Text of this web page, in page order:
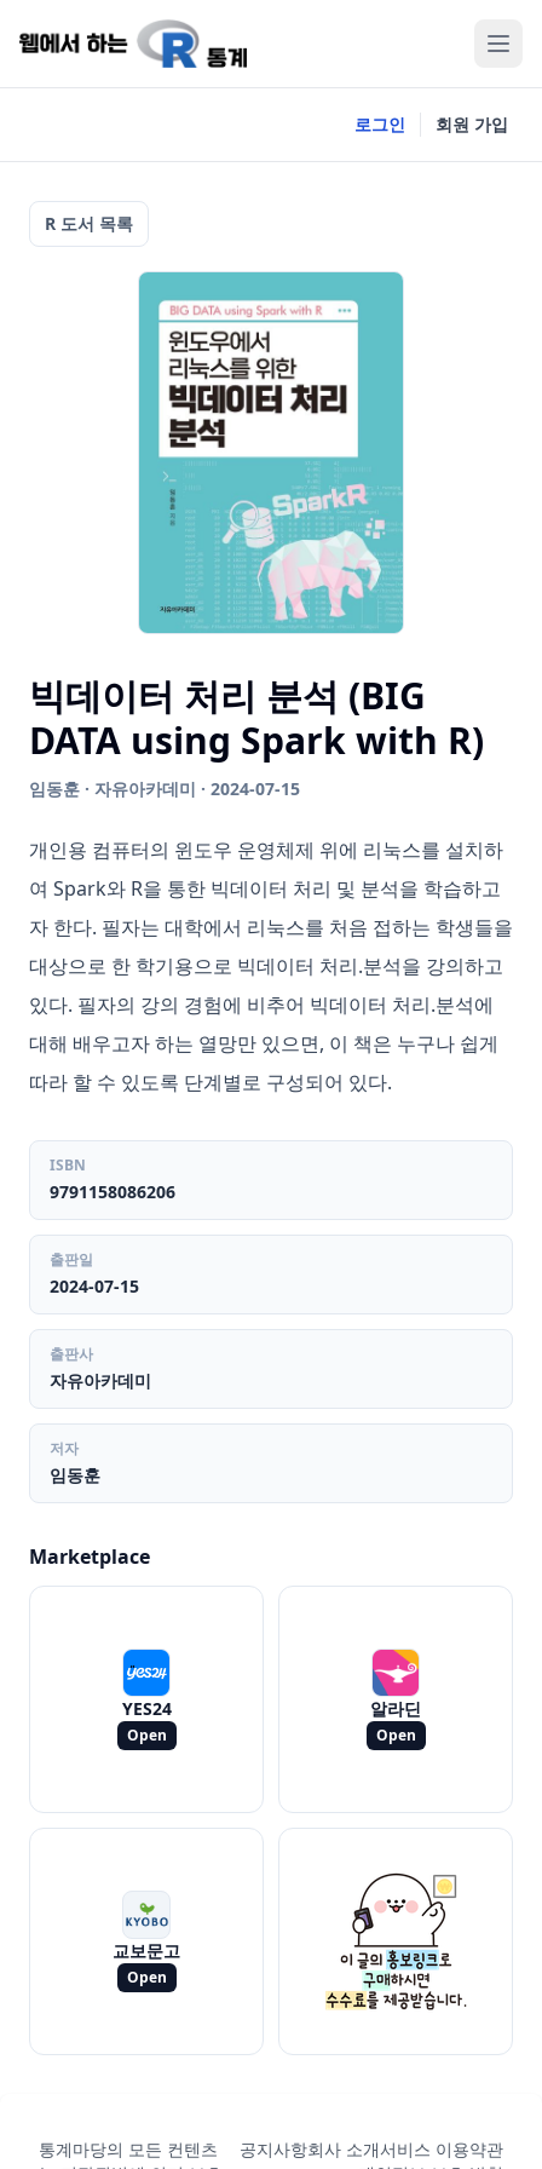
로그인 회원 가입
R 도서 목록
빅데이터 처리 분석 (BIG
DATA using Spark with R)
임동훈 · 자유아카데미 · 2024-07-15
개인용 컴퓨터의 윈도우 운영체제 위에 리눅스를 설치하
여 Spark와 R을 통한 빅데이터 처리 및 분석을 학습하고
자 한다. 필자는 대학에서 리눅스를 처음 접하는 학생들을
대상으로 한 학기용으로 빅데이터 처리.분석을 강의하고
있다. 필자의 강의 경험에 비추어 빅데이터 처리.분석에
대해 배우고자 하는 열망만 있으면, 이 책은 누구나 쉽게
따라 할 수 있도록 단계별로 구성되어 있다.
ISBN
9791158086206
출판일
2024-07-15
출판사
자유아카데미
저자
임동훈
Marketplace
YES24
Open
알라딘
Open
교보문고
Open
통계마당의 모든 컨텐츠
공지사항회사 소개서비스 이용약관